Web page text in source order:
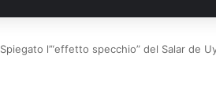
Spiegato l’“effetto specchio” del Salar de